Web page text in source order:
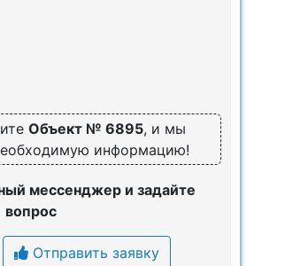
Объект № 6895, и мы
информацию!
мессенджер и задайте
вопрос
Отправить заявку